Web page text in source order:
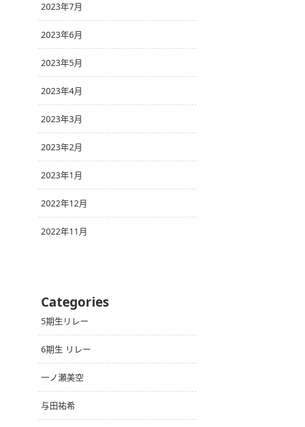
2023年7月
2023年6月
2023年5月
2023年4月
2023年3月
2023年2月
2023年1月
2022年12月
2022年11月
Categories
5期生リレー
6期生 リレー
一ノ瀬美空
与田祐希